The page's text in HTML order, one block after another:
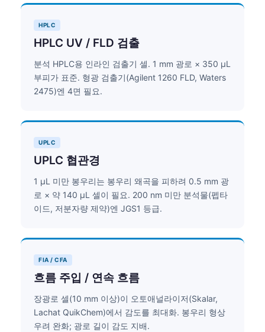
HPLC
HPLC UV / FLD 검출
분석 HPLC용 인라인 검출기 셀. 1 mm 광로 × 350 µL
부피가 표준. 형광 검출기(Agilent 1260 FLD, Waters
2475)엔 4면 필요.
UPLC
UPLC 협관경
1 µL 미만 봉우리는 봉우리 왜곡을 피하려 0.5 mm 광
로 × 약 140 µL 셀이 필요. 200 nm 미만 분석물(펩타
이드, 저분자량 제약)엔 JGS1 등급.
FIA / CFA
흐름 주입 / 연속 흐름
장광로 셀(10 mm 이상)이 오토애널라이저(Skalar,
Lachat QuikChem)에서 감도를 최대화. 봉우리 형상
우려 완화; 광로 길이 감도 지배.